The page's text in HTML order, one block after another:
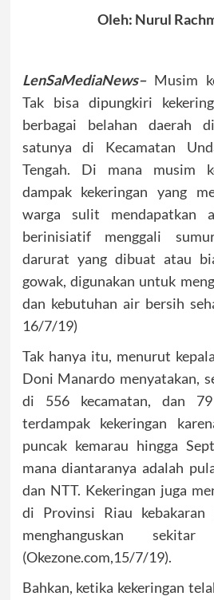
Oleh: Nurul
LenSaMediaNews–Musim
Tak bisa dipungkiri
berbagai belahan daerah
satunya di Kecamatan
Tengah. Di mana musim
dampak kekeringan yang
warga sulit mendapatkan
berinisiatif menggali
darurat yang dibuat atau
gowak, digunakan untuk
dan kebutuhan air bersih
16/7/19)
Tak hanya itu, menurut
Doni Manardo menyatakan,
di 556 kecamatan, dan
terdampak kekeringan
puncak kemarau hingga
mana diantaranya adalah
dan NTT. Kekeringan juga
di Provinsi Riau
menghanguskan
(Okezone.com,15/7/19).
Bahkan, ketika kekeringan